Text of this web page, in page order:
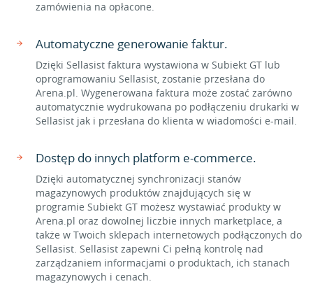
zamówienia na opłacone.
Automatyczne generowanie faktur.
Dzięki Sellasist faktura wystawiona w Subiekt GT lub
oprogramowaniu Sellasist, zostanie przesłana do
Arena.pl. Wygenerowana faktura może zostać zarówno
automatycznie wydrukowana po podłączeniu drukarki w
Sellasist jak i przesłana do klienta w wiadomości e-mail.
Dostęp do innych platform e-commerce.
Dzięki automatycznej synchronizacji stanów
magazynowych produktów znajdujących się w
programie Subiekt GT możesz wystawiać produkty w
Arena.pl oraz dowolnej liczbie innych marketplace, a
także w Twoich sklepach internetowych podłączonych do
Sellasist. Sellasist zapewni Ci pełną kontrolę nad
zarządzaniem informacjami o produktach, ich stanach
magazynowych i cenach.